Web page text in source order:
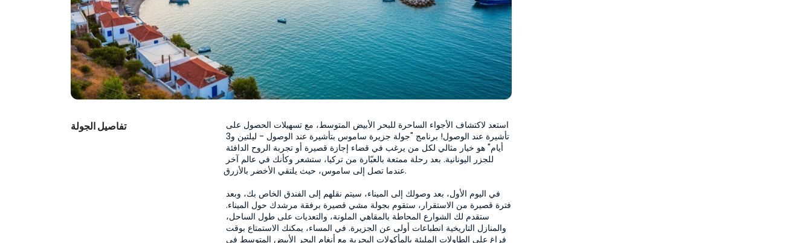
تفاصيل الجولة
تأشيرة عند الوصول! برنامج "جولة جزيرة ساموس بتأشيرة عند الوصول - ليلتين و3
عندما تصل إلى ساموس، حيث يلتقي الأخضر بالأزرق.
في اليوم الأول، بعد وصولك إلى الميناء، سيتم نقلهم إلى الفندق الخاص بك، وبعد
فترة قصيرة من الاستقرار، ستقوم بجولة مشي قصيرة برفقة مرشدك حول الميناء.